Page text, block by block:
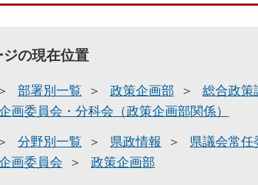
ジの現在位置
部署別一覧 政策企画部 総合政策
画委員会・分科会（政策企画部関係）
分野別一覧 県政情報
県議会常任
画委員会
政策企画部